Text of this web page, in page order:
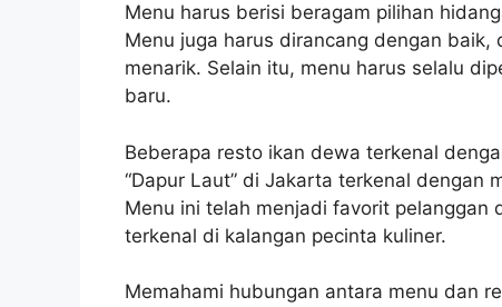
Menu harus berisi beragam pilihan
Menu juga harus dirancang dengan
menarik. Selain itu, menu harus selalu
baru.
Beberapa resto ikan dewa terkenal
“Dapur Laut” di Jakarta terkenal dengan
Menu ini telah menjadi favorit pelanggan
terkenal di kalangan pecinta kuliner.
Memahami hubungan antara menu dan